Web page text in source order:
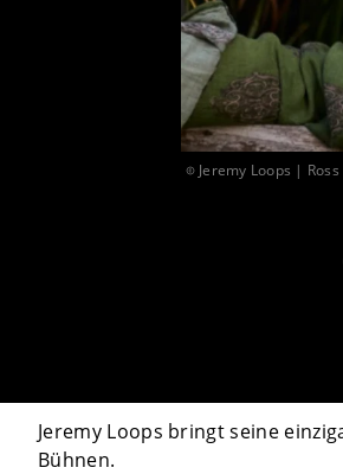
Jeremy Loops |
Jeremy Loops bringt seine
Bühnen.